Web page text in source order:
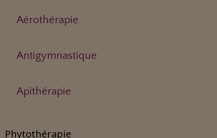
Aérothérapie
Antigymnastique
Apithérapie
Phytothérapie